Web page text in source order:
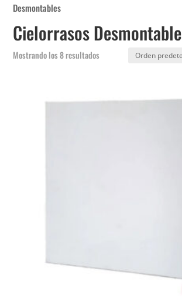
Desmontables
Cielorrasos
Mostrando los 8 resultados